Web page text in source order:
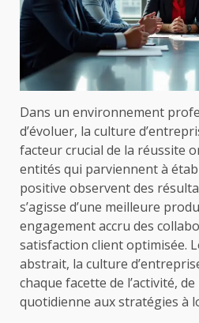
Dans un environnement
d’évoluer, la culture
facteur crucial de la réussite
entités qui parviennent à
positive observent des
s’agisse d’une meilleure
engagement accru des
satisfaction client optimisée.
abstrait, la culture
chaque facette de l’activité,
quotidienne aux stratégies à